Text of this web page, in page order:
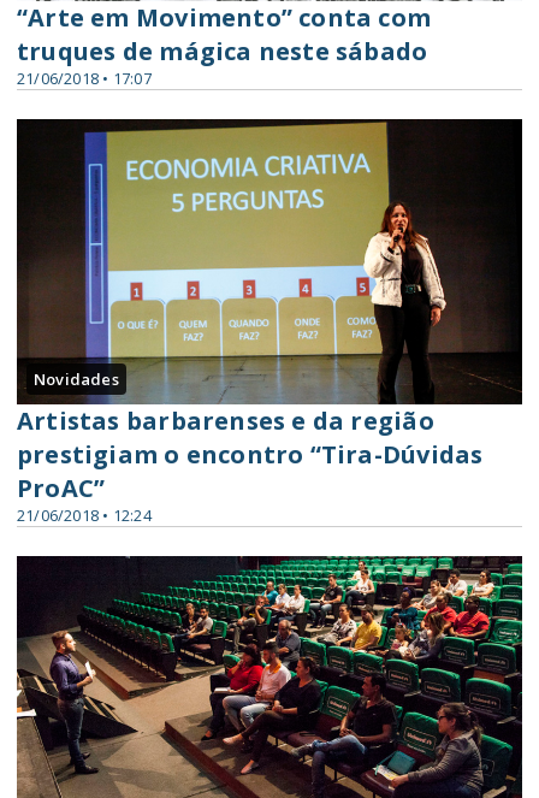
21/06/2018 • 17:07
“Arte em Movimento” conta com
truques de mágica neste sábado
Novidades
21/06/2018 • 12:24
Artistas barbarenses e da região
prestigiam o encontro “Tira-Dúvidas
ProAC”